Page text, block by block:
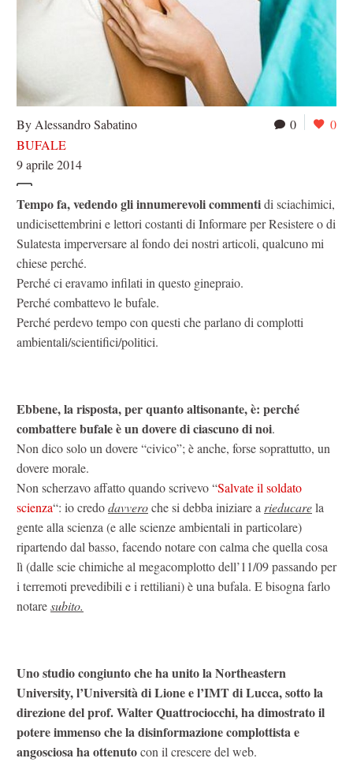
0 0
By Alessandro Sabatino
BUFALE
9 aprile 2014
Tempo fa, vedendo gli innumerevoli commentidi sciachimici,
undicisettembrini e lettori costanti di Informare per Resistere o di
Sulatesta imperversare al fondo dei nostri articoli, qualcuno mi
chiese perché.
Perché ci eravamo infilati in questo ginepraio.
Perché combattevo le bufale.
Perché perdevo tempo con questi che parlano di complotti
ambientali/scientifici/politici.
Ebbene, la risposta, per quanto altisonante, è: perché
combattere bufale è un dovere di ciascuno di noi.
Non dico solo un dovere “civico”; è anche, forse soprattutto, un
dovere morale.
Non scherzavo affatto quando scrivevo “Salvate il soldato
scienza“: io credodavveroche si debba iniziare a rieducarela
gente alla scienza (e alle scienze ambientali in particolare)
ripartendo dal basso, facendo notare con calma che quella cosa
lì (dalle scie chimiche al megacomplotto dell’11/09 passando per
i terremoti prevedibili e i rettiliani) è una bufala. E bisogna farlo
notaresubito.
Uno studio congiunto che ha unito la Northeastern
University, l’Università di Lione e l’IMT di Lucca, sotto la
direzione del prof. Walter Quattrociocchi, ha dimostrato il
potere immenso che la disinformazione complottista e
angosciosa ha ottenutocon il crescere del web.